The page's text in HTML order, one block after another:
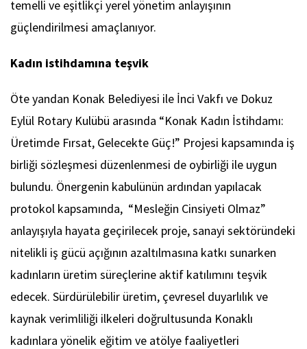
temelli ve eşitlikçi yerel yönetim anlayışının
güçlendirilmesi amaçlanıyor.
Kadın istihdamına teşvik
Öte yandan Konak Belediyesi ile İnci Vakfı ve Dokuz
Eylül Rotary Kulübü arasında “Konak Kadın İstihdamı:
Üretimde Fırsat, Gelecekte Güç!” Projesi kapsamında iş
birliği sözleşmesi düzenlenmesi de oybirliği ile uygun
bulundu. Önergenin kabulünün ardından yapılacak
protokol kapsamında, “Mesleğin Cinsiyeti Olmaz”
anlayışıyla hayata geçirilecek proje, sanayi sektöründeki
nitelikli iş gücü açığının azaltılmasına katkı sunarken
kadınların üretim süreçlerine aktif katılımını teşvik
edecek. Sürdürülebilir üretim, çevresel duyarlılık ve
kaynak verimliliği ilkeleri doğrultusunda Konaklı
kadınlara yönelik eğitim ve atölye faaliyetleri